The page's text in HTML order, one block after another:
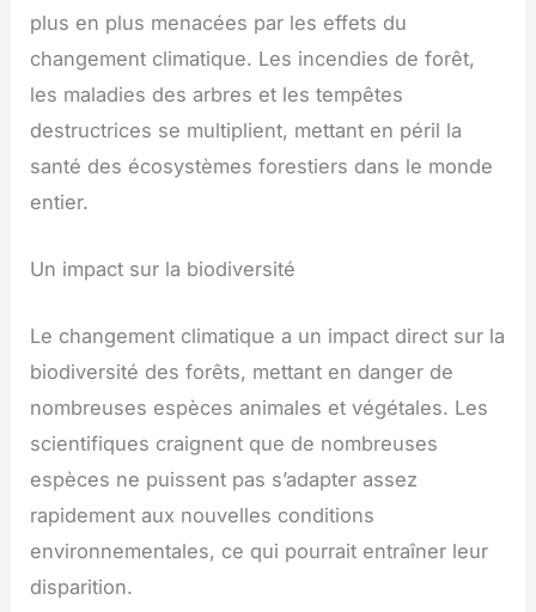
plus en plus menacées par les effets du
changement climatique. Les incendies de forêt,
les maladies des arbres et les tempêtes
destructrices se multiplient, mettant en péril la
santé des écosystèmes forestiers dans le monde
entier.
Un impact sur la biodiversité
Le changement climatique a un impact direct sur la
biodiversité des forêts, mettant en danger de
nombreuses espèces animales et végétales. Les
scientifiques craignent que de nombreuses
espèces ne puissent pas s’adapter assez
rapidement aux nouvelles conditions
environnementales, ce qui pourrait entraîner leur
disparition.